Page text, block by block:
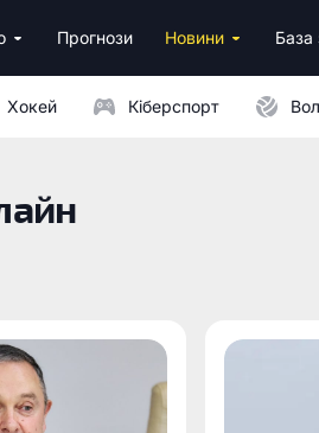
Прогнози Новини База
Хокей Кіберспорт